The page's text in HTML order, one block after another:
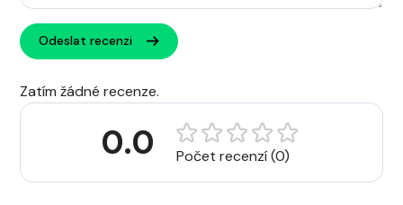
Odeslat recenzi
Zatím žádné recenze.
0.0 Počet recenzí (0)